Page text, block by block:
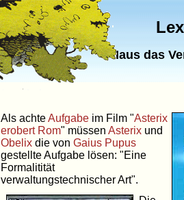
Haus das
Als achteAufgabe im Film "Asterix
erobert Rom" müssen Asterix und
Obelix die von Gaius Pupus
gestellte Aufgabe lösen: "Eine
Formalitität
verwaltungstechnischer Art".